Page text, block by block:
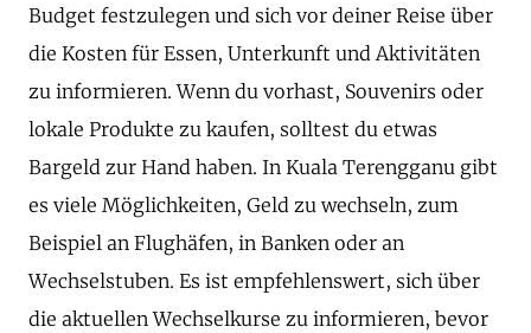
Budget festzulegen und sich vor deiner Reise über
die Kosten für Essen, Unterkunft und Aktivitäten
zu informieren. Wenn du vorhast, Souvenirs oder
lokale Produkte zu kaufen, solltest du etwas
Bargeld zur Hand haben. In Kuala Terengganu gibt
es viele Möglichkeiten, Geld zu wechseln, zum
Beispiel an Flughäfen, in Banken oder an
Wechselstuben. Es ist empfehlenswert, sich über
die aktuellen Wechselkurse zu informieren, bevor